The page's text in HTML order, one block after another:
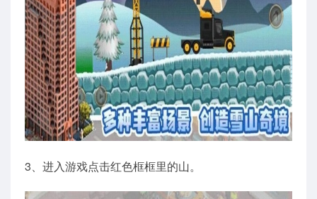
3、进入游戏点击红色框框里的山。